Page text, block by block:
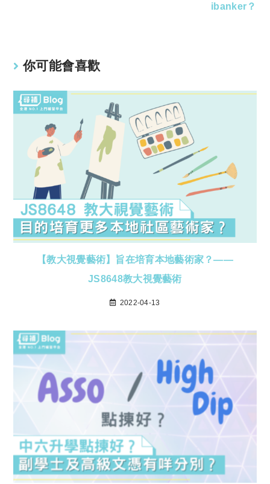
ibanker？
你可能會喜歡
【教大視覺藝術】旨在培育本地藝術家？——
JS8648教大視覺藝術
2022-04-13